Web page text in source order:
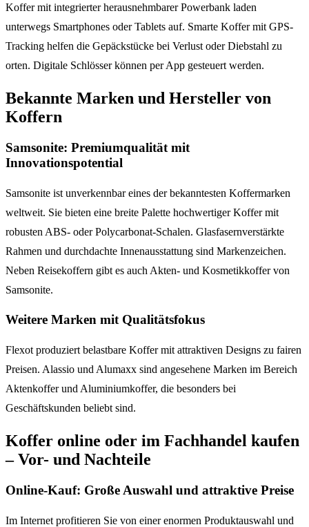
Koffer mit integrierter herausnehmbarer Powerbank laden
unterwegs Smartphones oder Tablets auf. Smarte Koffer mit GPS-
Tracking helfen die Gepäckstücke bei Verlust oder Diebstahl zu
orten. Digitale Schlösser können per App gesteuert werden.
Bekannte Marken und Hersteller von
Koffern
Samsonite: Premiumqualität mit
Innovationspotential
Samsonite ist unverkennbar eines der bekanntesten Koffermarken
weltweit. Sie bieten eine breite Palette hochwertiger Koffer mit
robusten ABS- oder Polycarbonat-Schalen. Glasfasernverstärkte
Rahmen und durchdachte Innenausstattung sind Markenzeichen.
Neben Reisekoffern gibt es auch Akten- und Kosmetikkoffer von
Samsonite.
Weitere Marken mit Qualitätsfokus
Flexot produziert belastbare Koffer mit attraktiven Designs zu fairen
Preisen. Alassio und Alumaxx sind angesehene Marken im Bereich
Aktenkoffer und Aluminiumkoffer, die besonders bei
Geschäftskunden beliebt sind.
Koffer online oder im Fachhandel kaufen
– Vor- und Nachteile
Online-Kauf: Große Auswahl und attraktive Preise
Im Internet profitieren Sie von einer enormen Produktauswahl und